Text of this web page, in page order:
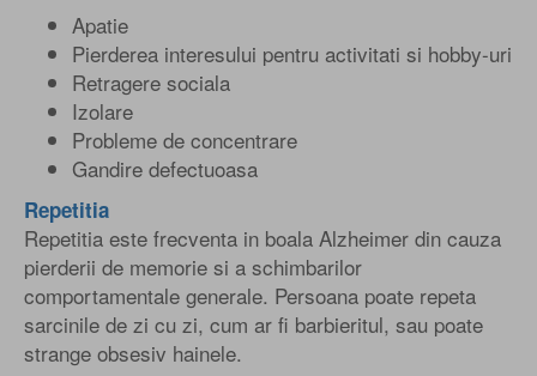
Apatie
Pierderea interesului pentru activitati si hobby-uri
Retragere sociala
Izolare
Probleme de concentrare
Gandire defectuoasa
Repetitia
Repetitia este frecventa in boala Alzheimer din cauza
pierderii de memorie si a schimbarilor
comportamentale generale. Persoana poate repeta
sarcinile de zi cu zi, cum ar fi barbieritul, sau poate
strange obsesiv hainele.